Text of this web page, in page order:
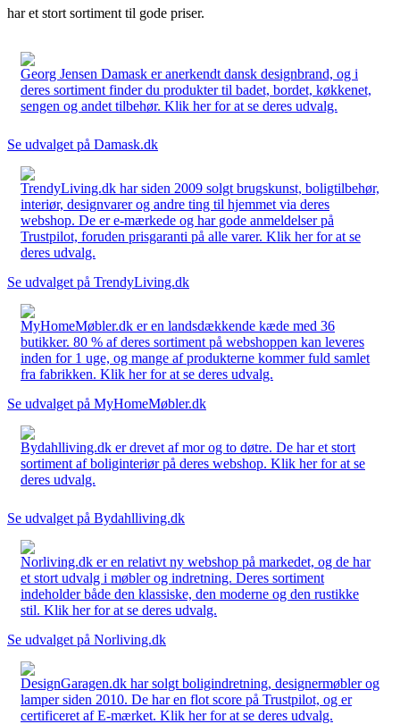
har et stort sortiment til gode priser.
Georg Jensen Damask er anerkendt dansk designbrand, og i
deres sortiment finder du produkter til badet, bordet, køkkenet,
sengen og andet tilbehør. Klik her for at se deres udvalg.
Se udvalget på Damask.dk
TrendyLiving.dk har siden 2009 solgt brugskunst, boligtilbehør,
interiør, designvarer og andre ting til hjemmet via deres
webshop. De er e-mærkede og har gode anmeldelser på
Trustpilot, foruden prisgaranti på alle varer. Klik her for at se
deres udvalg.
Se udvalget på TrendyLiving.dk
MyHomeMøbler.dk er en landsdækkende kæde med 36
butikker. 80 % af deres sortiment på webshoppen kan leveres
inden for 1 uge, og mange af produkterne kommer fuld samlet
fra fabrikken. Klik her for at se deres udvalg.
Se udvalget på MyHomeMøbler.dk
Bydahlliving.dk er drevet af mor og to døtre. De har et stort
sortiment af boliginteriør på deres webshop. Klik her for at se
deres udvalg.
Se udvalget på Bydahlliving.dk
Norliving.dk er en relativt ny webshop på markedet, og de har
et stort udvalg i møbler og indretning. Deres sortiment
indeholder både den klassiske, den moderne og den rustikke
stil. Klik her for at se deres udvalg.
Se udvalget på Norliving.dk
DesignGaragen.dk har solgt boligindretning, designermøbler og
lamper siden 2010. De har en flot score på Trustpilot, og er
certificeret af E-mærket. Klik her for at se deres udvalg.